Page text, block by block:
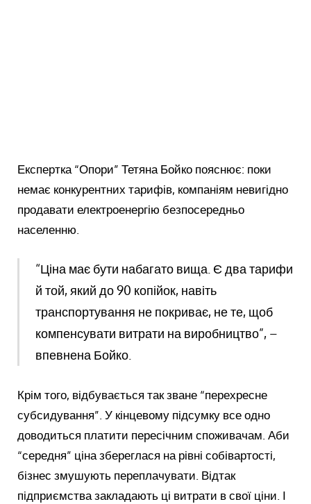
Експертка “Опори” Тетяна Бойко пояснює: поки
немає конкурентних тарифів, компаніям невигідно
продавати електроенергію безпосередньо
населенню.
“Ціна має бути набагато вища. Є два тарифи
й той, який до 90 копійок, навіть
транспортування не покриває, не те, щоб
компенсувати витрати на виробництво”, –
впевнена Бойко.
Крім того, відбувається так зване “перехресне
субсидування”. У кінцевому підсумку все одно
доводиться платити пересічним споживачам. Аби
“середня” ціна збереглася на рівні собівартості,
бізнес змушують переплачувати. Відтак
підприємства закладають ці витрати в свої ціни. І